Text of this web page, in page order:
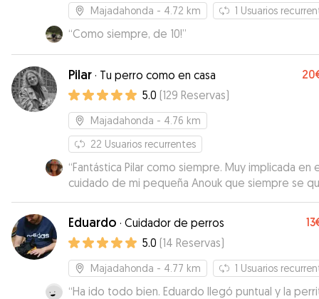
Majadahonda - 4.72 km 1 Usuarios
“Como siempre, de 10!”
Pilar · Tu perro como en casa
5.0 (129 Reservas)
Majadahonda - 4.76 km
22 Usuarios recurrentes
“Fantástica Pilar como siempre. Muy implicada en
cuidado de mi pequeña Anouk que siempre se
feliz en su casa!”
Eduardo · Cuidador de perros
5.0 (14 Reservas)
Majadahonda - 4.77 km 1 Usuarios
“Ha ido todo bien. Eduardo llegó puntual y la